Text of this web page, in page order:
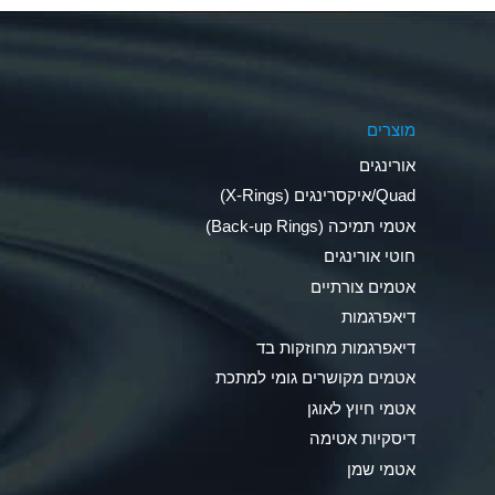
Ammonia Anhydrous
Ammonia Gas (hot)
Ammonium Carbonate (Aqueous)
Ammonium Chloride (Aqueous)
Ammonium Hydroxide (conc.)
Ammonium Nitrate (Aqueous)
Ammonium Nitrite (Aqueous)
מוצרים
אורינגים
Quad/איקסרינגים (X-Rings)
אטמי תמיכה (Back-up Rings)
חוטי אורינגים
אטמים צורתיים
דיאפרגמות
דיאפרגמות מחוזקות בד
אטמים מקושרים גומי למתכת
אטמי חיוץ לאוגן
דיסקיות אטימה
אטמי שמן